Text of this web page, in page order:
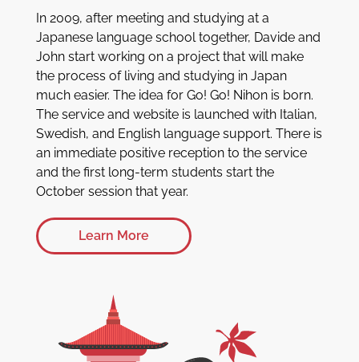
In 2009, after meeting and studying at a
Japanese language school together, Davide and
John start working on a project that will make
the process of living and studying in Japan
much easier. The idea for Go! Go! Nihon is born.
The service and website is launched with Italian,
Swedish, and English language support. There is
an immediate positive reception to the service
and the first long-term students start the
October session that year.
Learn More